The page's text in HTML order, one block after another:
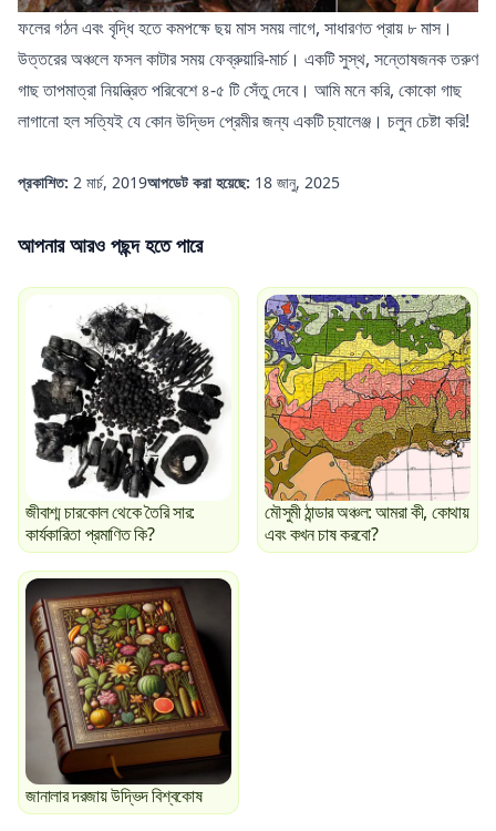
ফলের গঠন এবং বৃদ্ধি হতে কমপক্ষে ছয় মাস সময় লাগে, সাধারণত প্রায় ৮ মাস।
উত্তরের অঞ্চলে ফসল কাটার সময় ফেব্রুয়ারি-মার্চ। একটি সুস্থ, সন্তোষজনক তরুণ
গাছ তাপমাত্রা নিয়ন্ত্রিত পরিবেশে ৪-৫ টি সেঁতু দেবে। আমি মনে করি, কোকো গাছ
লাগানো হল সত্যিই যে কোন উদ্ভিদ প্রেমীর জন্য একটি চ্যালেঞ্জ। চলুন চেষ্টা করি!
প্রকাশিত: 2 মার্চ, 2019আপডেট করা হয়েছে: 18 জানু, 2025
আপনার আরও পছন্দ হতে পারে
জীবাশ্ম চারকোল থেকে তৈরি সার:
কার্যকারিতা প্রমাণিত কি?
মৌসুমী ঠান্ডার অঞ্চল: আমরা কী, কোথায়
এবং কখন চাষ করবো?
জানালার দরজায় উদ্ভিদ বিশ্বকোষ